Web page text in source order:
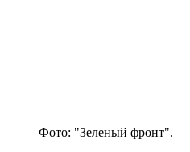
Фото: "Зеленый фронт".